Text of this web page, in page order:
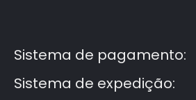
Sistema de pagamento:
Sistema de expedição: